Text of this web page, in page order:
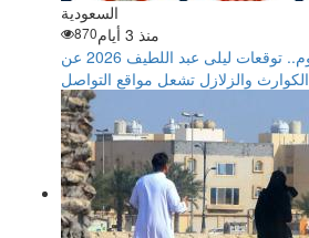
السعودية
منذ 3 أيام
870
بعد زلزال مصر اليوم.. توقعات ليلى عبد اللطيف 2026 عن
الكوارث والزلازل تشعل مواقع التواصل